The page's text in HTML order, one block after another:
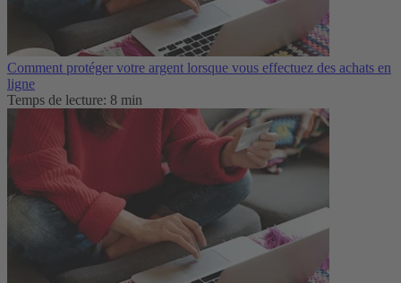
Comment protéger votre argent lorsque vous effectuez des achats en
ligne
Temps de lecture: 8 min